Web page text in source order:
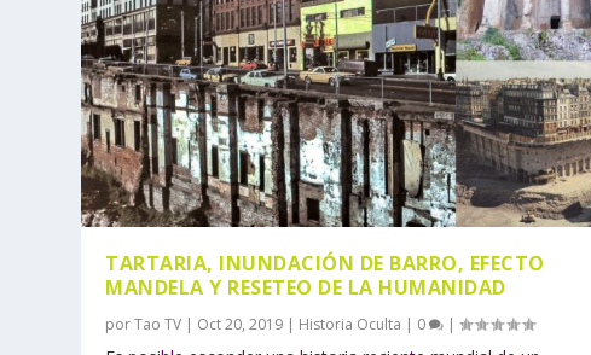
TARTARIA, INUNDACIÓN DE BARRO, EFECTO
MANDELA Y RESETEO DE LA HUMANIDAD
porTao TV | Oct 20, 2019 | Historia Oculta | 0 |